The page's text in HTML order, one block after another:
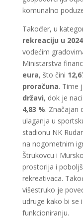
komunalno
Također, u
rekreaciju u
vodećim
Ministarstva
eura, što čini
proračuna. Time
državi, dok je
4,83 %. Značajan
ulaganja u
stadionu NK
na nogometnim
Štrukovcu i
prostorija i
rekreativaca.
višestruko je
udruge kako bi se
funkcioniranju.